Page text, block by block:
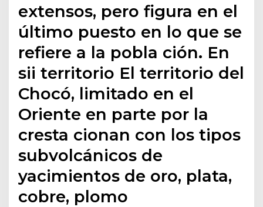
extensos, pero figura en el
último puesto en lo que se
refiere a la pobla ción. En
sii territorio El territorio del
Chocó, limitado en el
Oriente en parte por la
cresta cionan con los tipos
subvolcánicos de
yacimientos de oro, plata,
cobre, plomo